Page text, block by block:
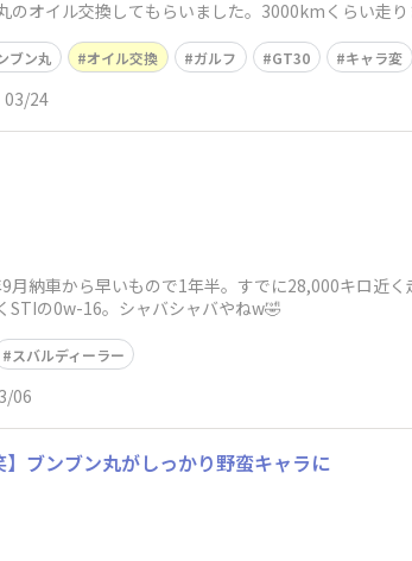
のオイル交換してもらいました。3000kmくらい走
ブン丸 オイル交換 ガルフ GT30 キャラ変
03/24
月納車から早いもので1年半。すでに28,000キロ近
STIの0w-16。シャバシャバやねw🤣
スバルディーラー
06
】ブンブン丸がしっかり野蛮キャラに